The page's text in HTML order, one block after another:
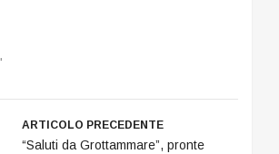
ARTICOLO PRECEDENTE
“Saluti da Grottammare”, pronte